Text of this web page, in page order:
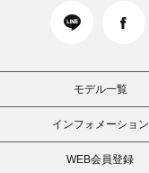
モデル一覧
インフォメーション
WEB会員登録